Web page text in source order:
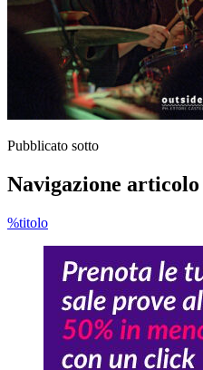
Pubblicato sotto
Navigazione articolo
%titolo